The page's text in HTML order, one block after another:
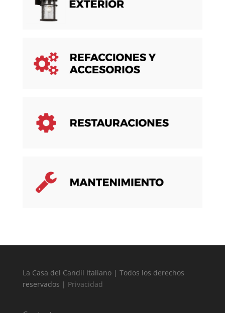
La Casa del Candil Italiano | Todos los derechos
reservados | Privacidad